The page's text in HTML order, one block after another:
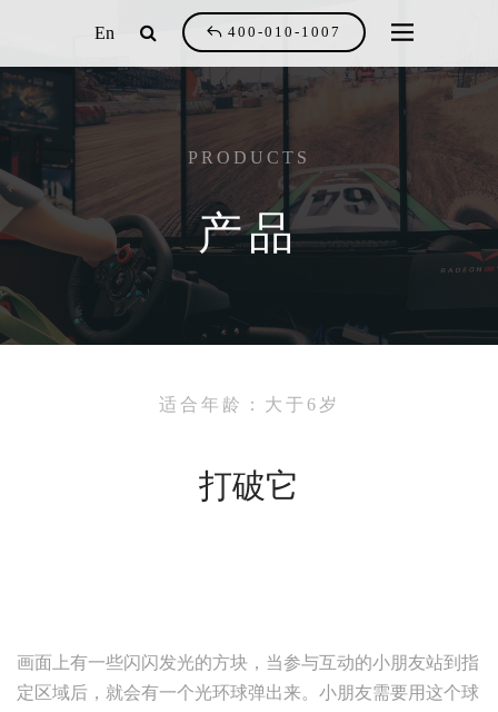
En 400-010-1007
PRODUCTS
产品
适合年龄：大于6岁
打破它
画面上有一些闪闪发光的方块，当参与互动的小朋友站到指
定区域后，就会有一个光环球弹出来。小朋友需要用这个球